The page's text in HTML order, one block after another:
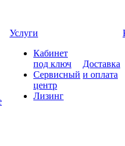
Услуги
Кабинет
под ключ
Сервисный
центр
Лизинг
Доставка
и оплата